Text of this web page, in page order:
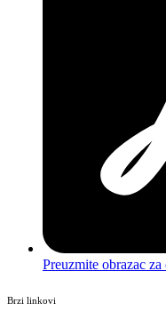
Preuzmite obrazac
Brzi linkovi